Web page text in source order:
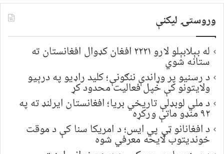
وروستۍ ليکنې
له بېلابېلو لارو ۲۲۲۱ افغان کډوال افغانستان ته
ستانه شوي
د رسنیو پر وړاندې ننګونې؛ کلید راډیو په درېیو
ولایتونو کې خپل فعالیت محدود کړ
د ملي لوبډلې تاریخي بریا؛ افغانستان ایرلنډ ته په
۹۲ منډو ماتې ورکړه
د افغانانو ټي پي ایس؛ د امریکا سنا کې د موقت
خونديتوب لایحه معرفي شوه